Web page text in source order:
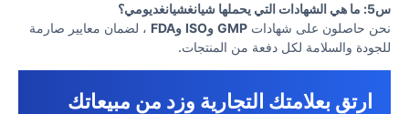
س5: ما هي الشهادات التي يحملها شيانغشيانغديومي؟
نحن حاصلون على شهادات GMP وISO وFDA
، لضمان معايير صارمة
للجودة والسلامة لكل دفعة من المنتجات.
ارتقِ بعلامتك التجارية وزد من مبيعاتك